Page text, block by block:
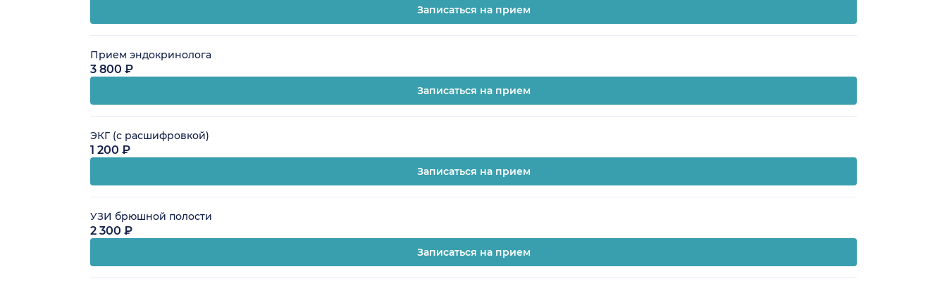
Записаться на прием
Прием эндокринолога
3 800 ₽
Записаться на прием
ЭКГ (с расшифровкой)
1 200 ₽
Записаться на прием
УЗИ брюшной полости
2 300 ₽
Записаться на прием